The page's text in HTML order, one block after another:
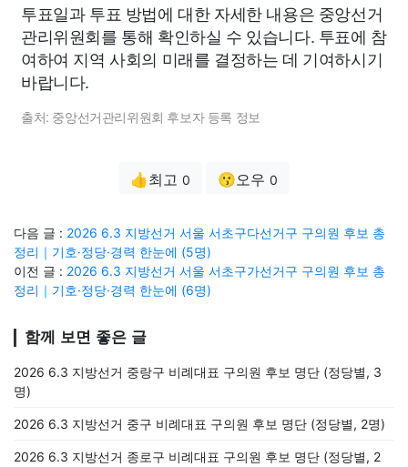
투표일과 투표 방법에 대한 자세한 내용은 중앙선거
관리위원회를 통해 확인하실 수 있습니다. 투표에 참
여하여 지역 사회의 미래를 결정하는 데 기여하시기
바랍니다.
출처: 중앙선거관리위원회 후보자 등록 정보
👍최고 0 😗오우 0
다음 글 : 2026 6.3 지방선거 서울 서초구다선거구 구의원 후보 총
정리｜기호·정당·경력 한눈에 (5명)
이전 글 : 2026 6.3 지방선거 서울 서초구가선거구 구의원 후보 총
정리｜기호·정당·경력 한눈에 (6명)
함께 보면 좋은 글
2026 6.3 지방선거 중랑구 비례대표 구의원 후보 명단 (정당별, 3
명)
2026 6.3 지방선거 중구 비례대표 구의원 후보 명단 (정당별, 2명)
2026 6.3 지방선거 종로구 비례대표 구의원 후보 명단 (정당별, 2